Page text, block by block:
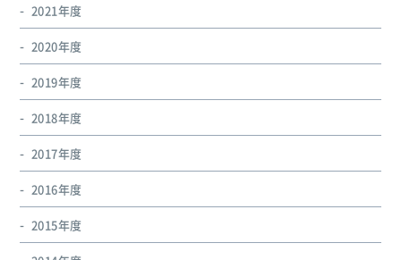
2021年度
2020年度
2019年度
2018年度
2017年度
2016年度
2015年度